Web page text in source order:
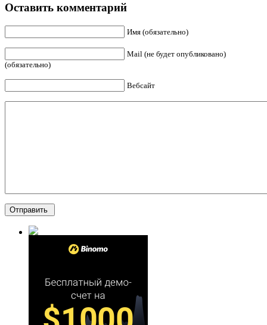
Оставить комментарий
Имя (обязательно)
Mail (не будет опубликовано)
(обязательно)
Вебсайт